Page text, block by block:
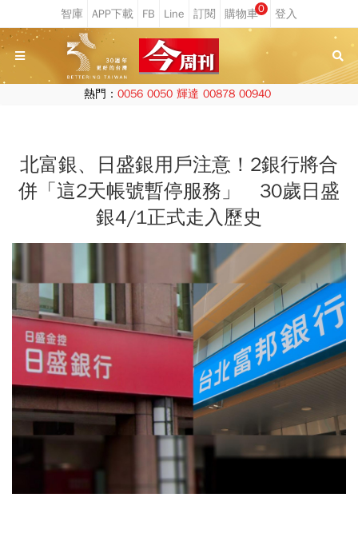
0
熱門： 0056 0050 輝達 00878 00940
北富銀、日盛銀用戶注意！2銀行將合
併「這2天帳號暫停服務」 30歲日盛
銀4/1正式走入歷史